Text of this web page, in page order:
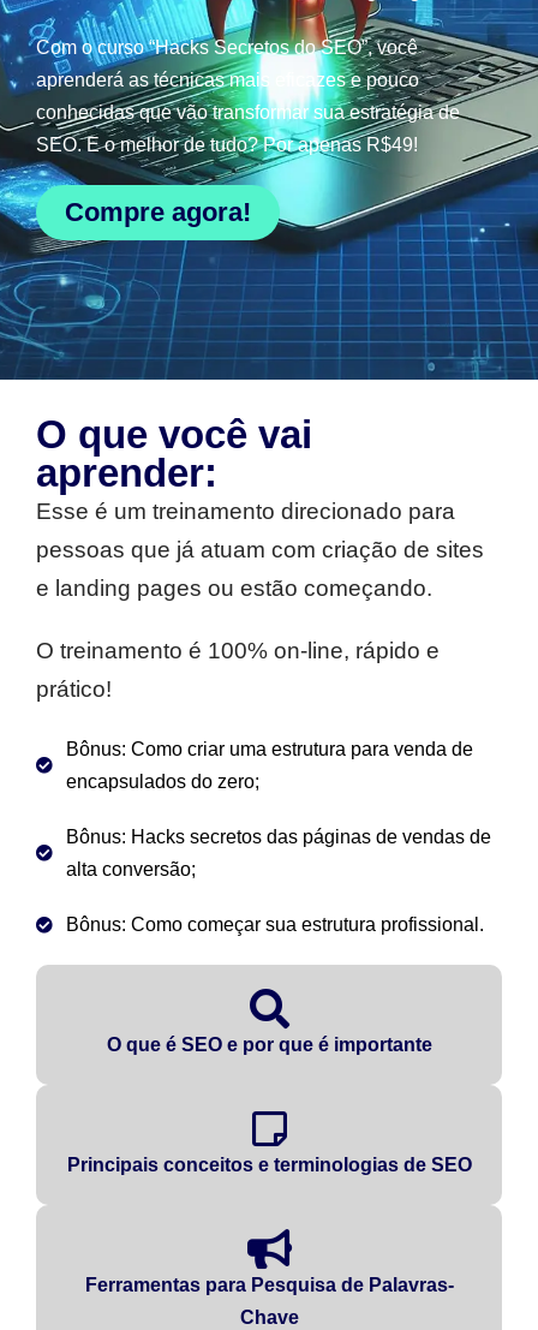
Com o curso “Hacks Secretos do SEO”, você
aprenderá as técnicas mais eficazes e pouco
conhecidas que vão transformar sua estratégia de
SEO. E o melhor de tudo? Por apenas R$49!
Compre agora!
O que você vai
aprender:
Esse é um treinamento direcionado para
pessoas que já atuam com criação de sites
e landing pages ou estão começando.
O treinamento é 100% on-line, rápido e
prático!
Bônus: Como criar uma estrutura para venda de
encapsulados do zero;
Bônus: Hacks secretos das páginas de vendas de
alta conversão;
Bônus: Como começar sua estrutura profissional.
O que é SEO e por que é importante
Principais conceitos e terminologias de SEO
Ferramentas para Pesquisa de Palavras-
Chave